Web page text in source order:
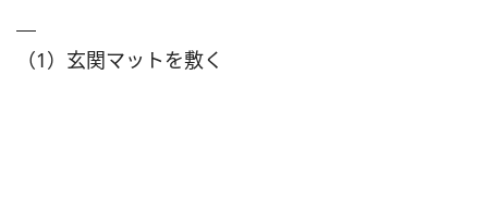
（1）玄関マットを敷く